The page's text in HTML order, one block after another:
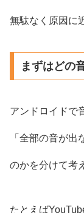
無駄なく原因に
まずはどの
アンドロイドで
「全部の音が出
のかを分けて考
たとえば